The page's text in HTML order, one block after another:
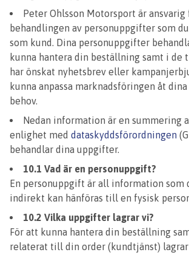
Peter Ohlsson Motorsport är ansvarig
behandlingen av personuppgifter som
som kund. Dina personuppgifter
kunna hantera din beställning samt i de
har önskat nyhetsbrev eller
kunna anpassa marknadsföringen åt
behov.
Nedan information är en summering
enlighet med dataskyddsförordningen
behandlar dina uppgifter.
10.1 Vad är en personuppgift?
En personuppgift är all information
indirekt kan hänföras till en fysisk
10.2 Vilka uppgifter lagrar vi?
För att kunna hantera din beställning
relaterat till din order (kundtjänst)